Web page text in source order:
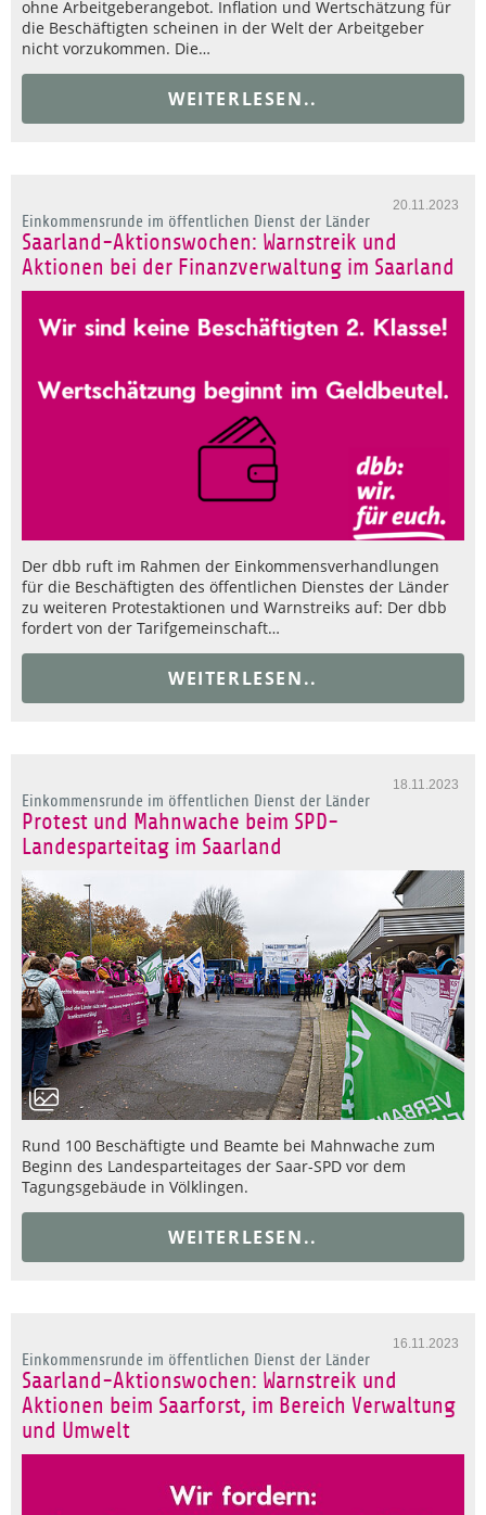
ohne Arbeitgeberangebot. Inflation und Wertschätzung für
die Beschäftigten scheinen in der Welt der Arbeitgeber
nicht vorzukommen. Die…
WEITERLESEN..
20.11.2023
Einkommensrunde im öffentlichen Dienst der Länder
Saarland-Aktionswochen: Warnstreik und
Aktionen bei der Finanzverwaltung im Saarland
Der dbb ruft im Rahmen der Einkommensverhandlungen
für die Beschäftigten des öffentlichen Dienstes der Länder
zu weiteren Protestaktionen und Warnstreiks auf: Der dbb
fordert von der Tarifgemeinschaft…
WEITERLESEN..
18.11.2023
Einkommensrunde im öffentlichen Dienst der Länder
Protest und Mahnwache beim SPD-
Landesparteitag im Saarland
Rund 100 Beschäftigte und Beamte bei Mahnwache zum
Beginn des Landesparteitages der Saar-SPD vor dem
Tagungsgebäude in Völklingen.
WEITERLESEN..
16.11.2023
Einkommensrunde im öffentlichen Dienst der Länder
Saarland-Aktionswochen: Warnstreik und
Aktionen beim Saarforst, im Bereich Verwaltung
und Umwelt